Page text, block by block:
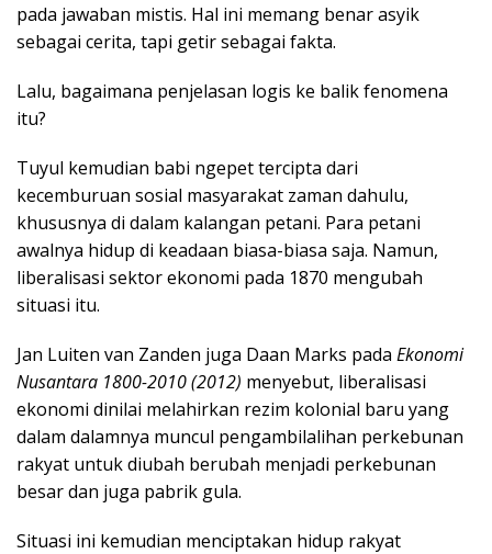
pada jawaban mistis. Hal ini memang benar asyik
sebagai cerita, tapi getir sebagai fakta.
Lalu, bagaimana penjelasan logis ke balik fenomena
itu?
Tuyul kemudian babi ngepet tercipta dari
kecemburuan sosial masyarakat zaman dahulu,
khususnya di dalam kalangan petani. Para petani
awalnya hidup di keadaan biasa-biasa saja. Namun,
liberalisasi sektor ekonomi pada 1870 mengubah
situasi itu.
Jan Luiten van Zanden juga Daan Marks pada Ekonomi
Nusantara 1800-2010 (2012) menyebut, liberalisasi
ekonomi dinilai melahirkan rezim kolonial baru yang
dalam dalamnya muncul pengambilalihan perkebunan
rakyat untuk diubah berubah menjadi perkebunan
besar dan juga pabrik gula.
Situasi ini kemudian menciptakan hidup rakyat